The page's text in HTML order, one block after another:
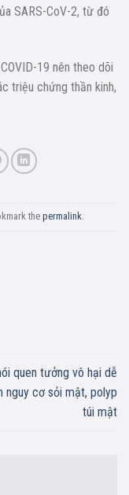
SARS-CoV-2, từ đó
19 nên theo dõi
triệu chứng thần kinh,
the permalink.
quen tưởng vô hại dễ
nguy cơ sỏi mật, polyp
túi mật